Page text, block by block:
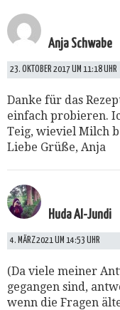
Anja Schwabe
23. OKTOBER 2017 UM 11:18 UHR
Danke für das
einfach probieren.
Teig, wieviel Milch
Liebe Grüße, Anja
Huda Al-Jundi
4. MÄRZ 2021 UM 14:53 UHR
(Da viele meiner
gegangen sind,
wenn die Fragen